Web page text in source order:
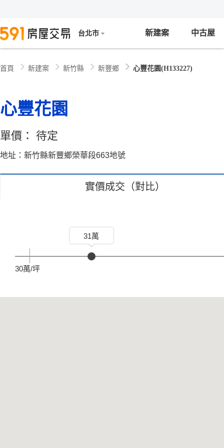
台北市 新建案 中古屋
首頁 新建案 新竹縣 新豐鄉 心豐花園(H133227)
心豐花園
單價： 待定
地址：新竹縣新豐鄉榮華段663地號